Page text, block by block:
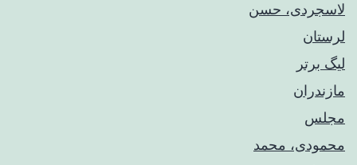
لاسجردی، حسن
لرستان
لیگ برتر
مازندران
مجلس
محمودی، محمد